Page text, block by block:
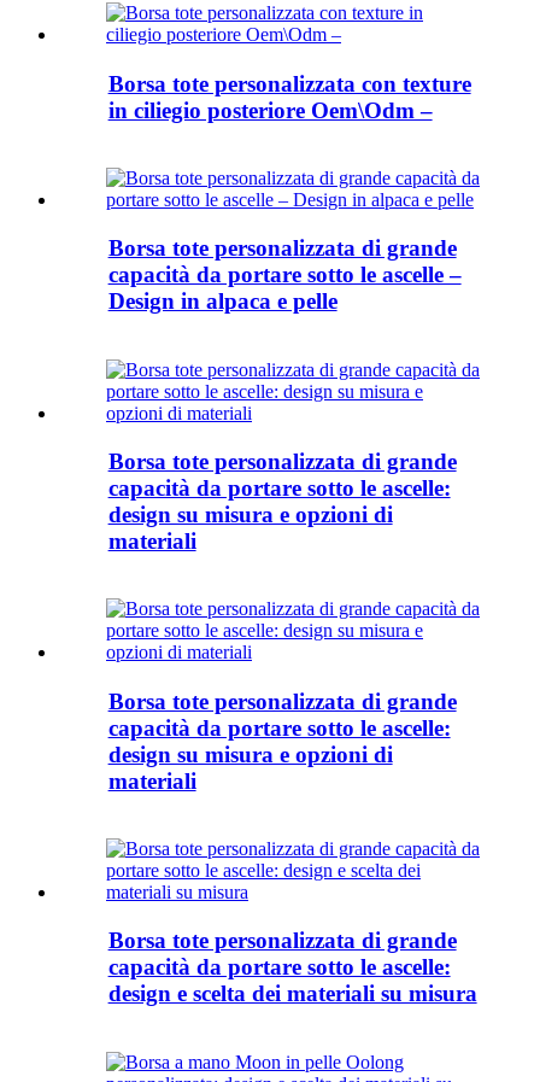
Borsa tote personalizzata con texture
in ciliegio posteriore Oem\Odm –
Borsa tote personalizzata di grande
capacità da portare sotto le ascelle –
Design in alpaca e pelle
Borsa tote personalizzata di grande
capacità da portare sotto le ascelle:
design su misura e opzioni di
materiali
Borsa tote personalizzata di grande
capacità da portare sotto le ascelle:
design su misura e opzioni di
materiali
Borsa tote personalizzata di grande
capacità da portare sotto le ascelle:
design e scelta dei materiali su misura